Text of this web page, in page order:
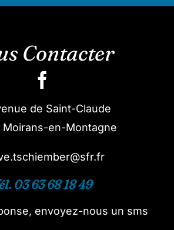
Contacter
de Saint-Claude
Moirans-en-Montagne
03 63 68 18 49
envoyez-nous un sms